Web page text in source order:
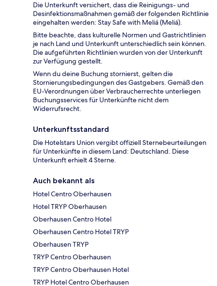
Die Unterkunft versichert, dass die Reinigungs- und
Desinfektionsmaßnahmen gemäß der folgenden Richtlinie
eingehalten werden: Stay Safe with Meliá (Meliá).
Bitte beachte, dass kulturelle Normen und Gastrichtlinien
je nach Land und Unterkunft unterschiedlich sein können.
Die aufgeführten Richtlinien wurden von der Unterkunft
zur Verfügung gestellt.
Wenn du deine Buchung stornierst, gelten die
Stornierungsbedingungen des Gastgebers. Gemäß den
EU-Verordnungen über Verbraucherrechte unterliegen
Buchungsservices für Unterkünfte nicht dem
Widerrufsrecht.
Unterkunftsstandard
Die Hotelstars Union vergibt offiziell Sternebeurteilungen
für Unterkünfte in diesem Land: Deutschland. Diese
Unterkunft erhielt 4 Sterne.
Auch bekannt als
Hotel Centro Oberhausen
Hotel TRYP Oberhausen
Oberhausen Centro Hotel
Oberhausen Centro Hotel TRYP
Oberhausen TRYP
TRYP Centro Oberhausen
TRYP Centro Oberhausen Hotel
TRYP Hotel Centro Oberhausen